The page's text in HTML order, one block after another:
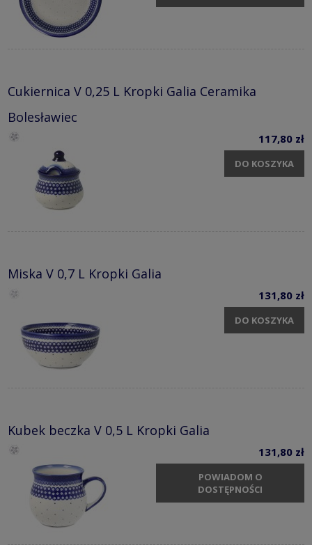
Cukiernica V 0,25 L Kropki Galia Ceramika
Bolesławiec
117,80 zł
DO KOSZYKA
Miska V 0,7 L Kropki Galia
131,80 zł
DO KOSZYKA
Kubek beczka V 0,5 L Kropki Galia
131,80 zł
POWIADOM O
DOSTĘPNOŚCI